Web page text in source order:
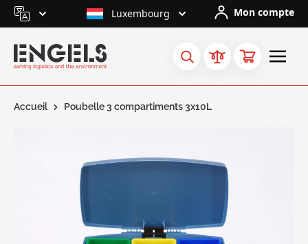
Skip to Content Luxembourg Mon compte
Accueil Poubelle 3 compartiments 3x10L